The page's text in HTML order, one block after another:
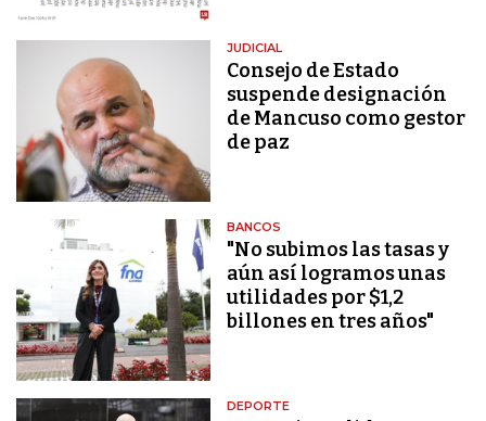
JUDICIAL
Consejo de Estado
suspende designación
de Mancuso como gestor
de paz
BANCOS
"No subimos las tasas y
aún así logramos unas
utilidades por $1,2
billones en tres años"
DEPORTE